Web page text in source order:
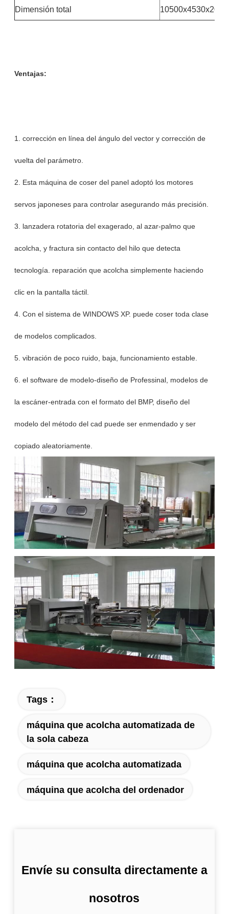
Dimensión total
Ventajas:
1. corrección en línea del ángulo del vector y corrección de
vuelta del parámetro.
2. Esta máquina de coser del panel adoptó los motores
servos japoneses para controlar asegurando más precisión.
3. lanzadera rotatoria del exagerado, al azar-palmo que
acolcha, y fractura sin contacto del hilo que detecta
tecnología. reparación que acolcha simplemente haciendo
clic en la pantalla táctil.
4. Con el sistema de WINDOWS XP. puede coser toda clase
de modelos complicados.
5. vibración de poco ruido, baja, funcionamiento estable.
6. el software de modelo-diseño de Professinal, modelos de
la escáner-entrada con el formato del BMP, diseño del
modelo del método del cad puede ser enmendado y ser
copiado aleatoriamente.
Tags：
máquina que acolcha automatizada de
la sola cabeza
máquina que acolcha automatizada
máquina que acolcha del ordenador
Envíe su consulta directamente a
nosotros